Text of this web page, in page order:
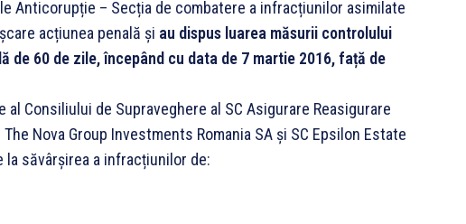
Anticorupție – Secția de combatere a infracțiunilor asimilate
acțiunea penală și au dispus luarea măsurii controlului
de 60 de zile, începând cu data de 7 martie 2016, față de
al Consiliului de Supraveghere al SC Asigurare Reasigurare
Nova Group Investments Romania SA și SC Epsilon Estate
la săvârșirea a infracțiunilor de: